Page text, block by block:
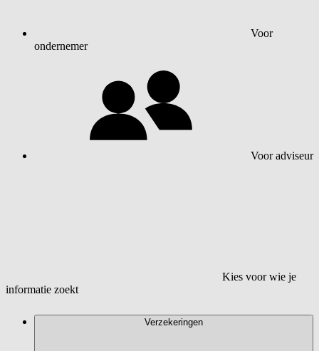
Voor
ondernemer
Voor adviseur
Kies voor wie je
informatie zoekt
Verzekeringen